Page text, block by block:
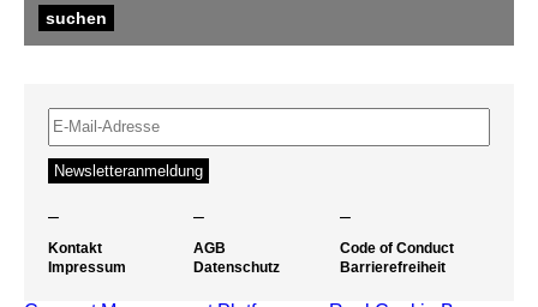
– – –
Kontakt
Impressum
AGB
Datenschutz
Code of Conduct
Barrierefreiheit